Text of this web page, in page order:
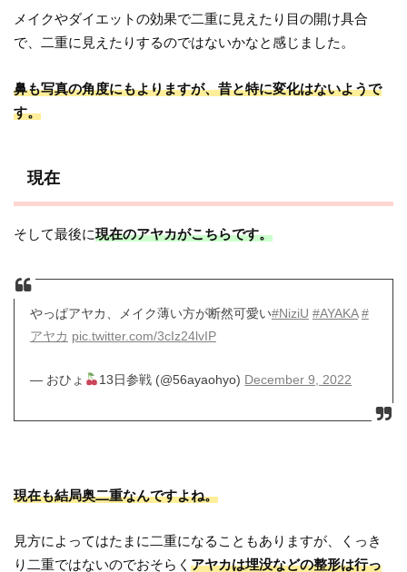
メイクやダイエットの効果で二重に見えたり目の開け具合
で、二重に見えたりするのではないかなと感じました。
鼻も写真の角度にもよりますが、昔と特に変化はないようで
す。
現在
そして最後に現在のアヤカがこちらです。
やっぱアヤカ、メイク薄い方が断然可愛い#NiziU #AYAKA #
アヤカ pic.twitter.com/3cIz24lvIP
— おひょ 13日参戦 (@56ayaohyo) December 9, 2022
現在も結局奥二重なんですよね。
見方によってはたまに二重になることもありますが、くっき
り二重ではないのでおそらくアヤカは埋没などの整形は行っ